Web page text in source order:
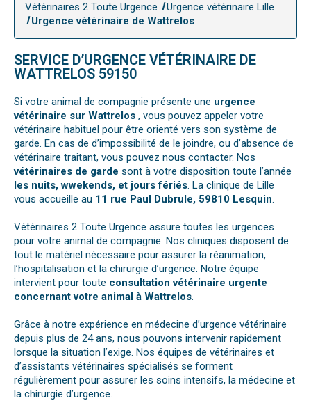
Vétérinaires 2 Toute Urgence
Urgence vétérinaire Lille
Urgence vétérinaire de Wattrelos
SERVICE D’URGENCE VÉTÉRINAIRE DE
WATTRELOS 59150
Si votre animal de compagnie présente une urgence
vétérinaire sur Wattrelos , vous pouvez appeler votre
vétérinaire habituel pour être orienté vers son système de
garde. En cas de d’impossibilité de le joindre, ou d’absence de
vétérinaire traitant, vous pouvez nous contacter. Nos
vétérinaires de garde sont à votre disposition toute l’année
les nuits, wwekends, et jours fériés. La clinique de Lille
vous accueille au 11 rue Paul Dubrule, 59810 Lesquin.
Vétérinaires 2 Toute Urgence assure toutes les urgences
pour votre animal de compagnie. Nos cliniques disposent de
tout le matériel nécessaire pour assurer la réanimation,
l’hospitalisation et la chirurgie d’urgence. Notre équipe
intervient pour toute consultation vétérinaire urgente
concernant votre animal à Wattrelos.
Grâce à notre expérience en médecine d’urgence vétérinaire
depuis plus de 24 ans, nous pouvons intervenir rapidement
lorsque la situation l’exige. Nos équipes de vétérinaires et
d’assistants vétérinaires spécialisés se forment
régulièrement pour assurer les soins intensifs, la médecine et
la chirurgie d’urgence.